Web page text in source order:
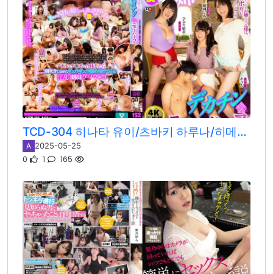
TCD-304 히나타 유이/츠바키 하루나/히메오카 시아/오린
A 2025-05-25
0 1 165